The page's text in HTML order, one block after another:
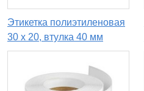
Этикетка полиэтиленовая
30 x 20, втулка 40 мм